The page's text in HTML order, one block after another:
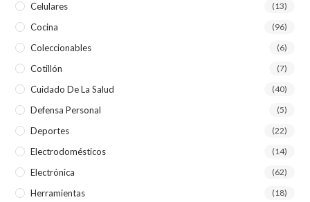
Celulares (13)
Cocina (96)
Coleccionables (6)
Cotillón (7)
Cuidado De La Salud (40)
Defensa Personal (5)
Deportes (22)
Electrodomésticos (14)
Electrónica (62)
Herramientas (18)